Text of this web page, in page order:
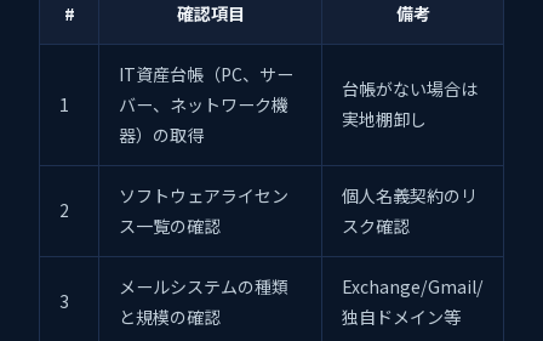
# 確認項目 備考
1
IT資産台帳（PC、サー
バー、ネットワーク機
器）の取得
台帳がない場合は
実地棚卸し
2
ソフトウェアライセン
ス一覧の確認
個人名義契約のリ
スク確認
3
メールシステムの種類
と規模の確認
Exchange/Gmail/
独自ドメイン等